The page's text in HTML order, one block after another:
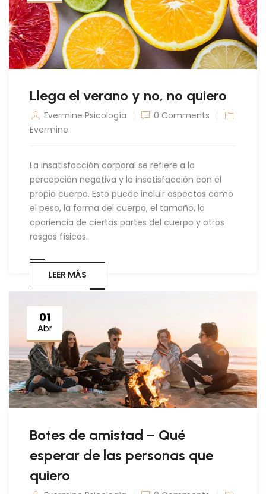
Llega el verano y no, no quiero
Evermine Psicología
0 Comments
Evermine
La insatisfacción corporal se refiere a la
percepción negativa y la insatisfacción con el
propio cuerpo. Esto puede incluir aspectos como
el peso, la forma del cuerpo, el tamaño, la
apariencia de ciertas partes del cuerpo y otros
rasgos físicos.
LEER MÁS
01
Abr
Botes de amistad – Qué
esperar de las personas que
quiero